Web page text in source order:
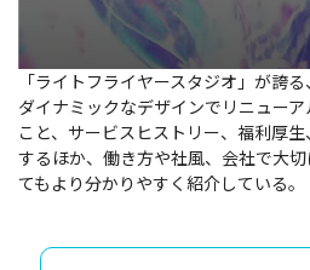
「ライトフライヤースタジオ」が誇
ダイナミックなデザインでリニュー
こと、サービスヒストリー、福利厚
するほか、働き方や社風、会社で大
てもより分かりやすく紹介している。